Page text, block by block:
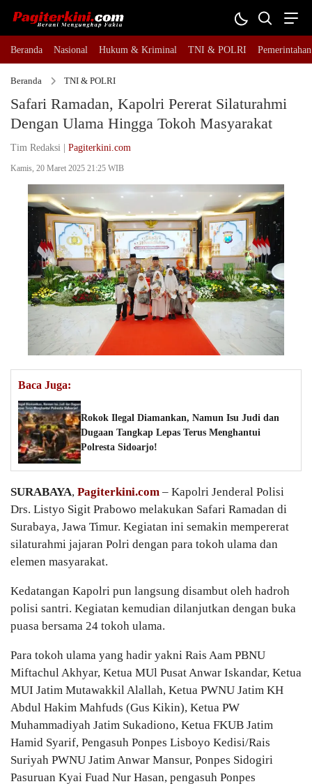
Beranda Nasional Hukum & Kriminal TNI & POLRI Pemerintahan
Beranda TNI & POLRI
Safari Ramadan, Kapolri Pererat Silaturahmi
Dengan Ulama Hingga Tokoh Masyarakat
Tim Redaksi | Pagiterkini.com
Kamis, 20 Maret 2025 21:25 WIB
Baca Juga:
Rokok Ilegal Diamankan, Namun Isu Judi dan
Dugaan Tangkap Lepas Terus Menghantui
Polresta Sidoarjo!
SURABAYA, Pagiterkini.com – Kapolri Jenderal Polisi
Drs. Listyo Sigit Prabowo melakukan Safari Ramadan di
Surabaya, Jawa Timur. Kegiatan ini semakin mempererat
silaturahmi jajaran Polri dengan para tokoh ulama dan
elemen masyarakat.
Kedatangan Kapolri pun langsung disambut oleh hadroh
polisi santri. Kegiatan kemudian dilanjutkan dengan buka
puasa bersama 24 tokoh ulama.
Para tokoh ulama yang hadir yakni Rais Aam PBNU
Miftachul Akhyar, Ketua MUl Pusat Anwar Iskandar, Ketua
MUI Jatim Mutawakkil Alallah, Ketua PWNU Jatim KH
Abdul Hakim Mahfuds (Gus Kikin), Ketua PW
Muhammadiyah Jatim Sukadiono, Ketua FKUB Jatim
Hamid Syarif, Pengasuh Ponpes Lisboyo Kedisi/Rais
Suriyah PWNU Jatim Anwar Mansur, Ponpes Sidogiri
Pasuruan Kyai Fuad Nur Hasan, pengasuh Ponpes